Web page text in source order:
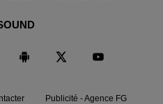
Publicité - Agence FG